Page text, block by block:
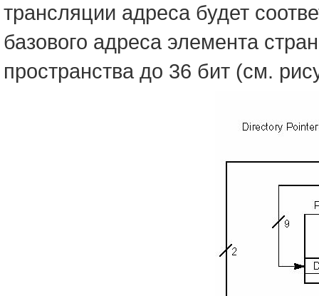
трансляции адреса будет
базового адреса элемента
пространства до 36 бит (см.